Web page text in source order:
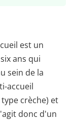
est un
ans qui
sein de la
accueil
crèche) et
donc d'un